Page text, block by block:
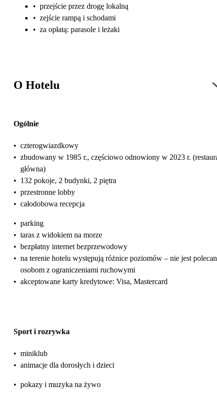
• przejście przez drogę lokalną
• zejście rampą i schodami
• za opłatą: parasole i leżaki
O Hotelu
Ogólnie
• czterogwiazdkowy
• zbudowany w 1985 r., częściowo odnowiony w 2023 r.
główna)
• 132 pokoje, 2 budynki, 2 piętra
• przestronne lobby
• całodobowa recepcja
• parking
• taras z widokiem na morze
• bezpłatny internet bezprzewodowy
• na terenie hotelu występują różnice poziomów – nie jest
osobom z ograniczeniami ruchowymi
• akceptowane karty kredytowe: Visa, Mastercard
Sport i rozrywka
• miniklub
• animacje dla dorosłych i dzieci
• pokazy i muzyka na żywo